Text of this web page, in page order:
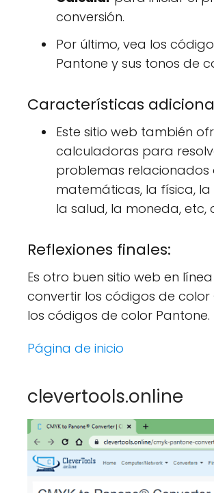
conversión.
Por último, vea los
Pantone y sus tonos de
Características
Este sitio web también
calculadoras para
problemas relacionados
matemáticas, la física,
la salud, la moneda, etc,
Reflexiones finales:
Es otro buen sitio web en
convertir los códigos de color
los códigos de color Pantone.
Página de inicio
clevertools.online